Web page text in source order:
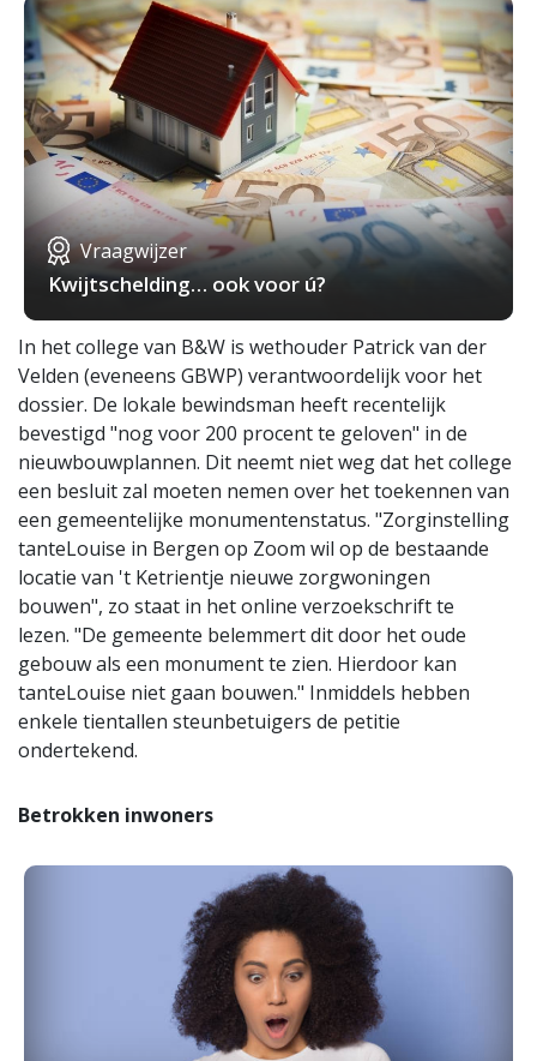
Vraagwijzer
Kwijtschelding… ook voor ú?
In het college van B&W is wethouder Patrick van der
Velden (eveneens GBWP) verantwoordelijk voor het
dossier. De lokale bewindsman heeft recentelijk
bevestigd "nog voor 200 procent te geloven" in de
nieuwbouwplannen. Dit neemt niet weg dat het college
een besluit zal moeten nemen over het toekennen van
een gemeentelijke monumentenstatus. "Zorginstelling
tanteLouise in Bergen op Zoom wil op de bestaande
locatie van 't Ketrientje nieuwe zorgwoningen
bouwen", zo staat in het online verzoekschrift te
lezen. "De gemeente belemmert dit door het oude
gebouw als een monument te zien. Hierdoor kan
tanteLouise niet gaan bouwen." Inmiddels hebben
enkele tientallen steunbetuigers de petitie
ondertekend.
Betrokken inwoners